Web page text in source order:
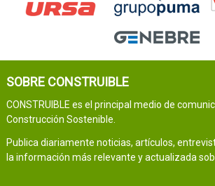
SOBRE CONSTRUIBLE
CONSTRUIBLE es el principal medio de
Construcción Sostenible.
Publica diariamente noticias, artículos,
la información más relevante y actualizada